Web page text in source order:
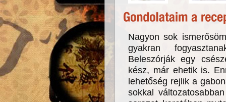
Nagyon sok
gyakran
Beleszórják egy
kész, már ehetik is.
lehetőség rejlik a
sokkal